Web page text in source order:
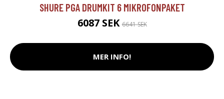
SHURE PGA DRUMKIT 6 MIKROFONPAKET
6087 SEK6641 SEK
MER INFO!